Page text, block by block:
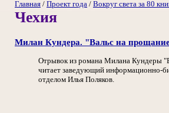
Главная / Проект года / Вокруг света за 80
Чехия
Милан Кундера. "Вальс на
Отрывок из романа Милана Кундеры
читает заведующий информационно-
отделом Илья Поляков.